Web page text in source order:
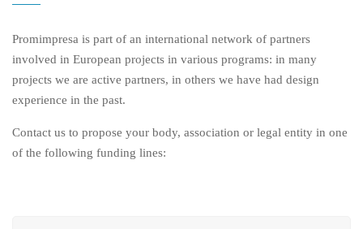
Promimpresa is part of an international network of partners
involved in European projects in various programs: in many
projects we are active partners, in others we have had design
experience in the past.
Contact us to propose your body, association or legal entity in one
of the following funding lines: